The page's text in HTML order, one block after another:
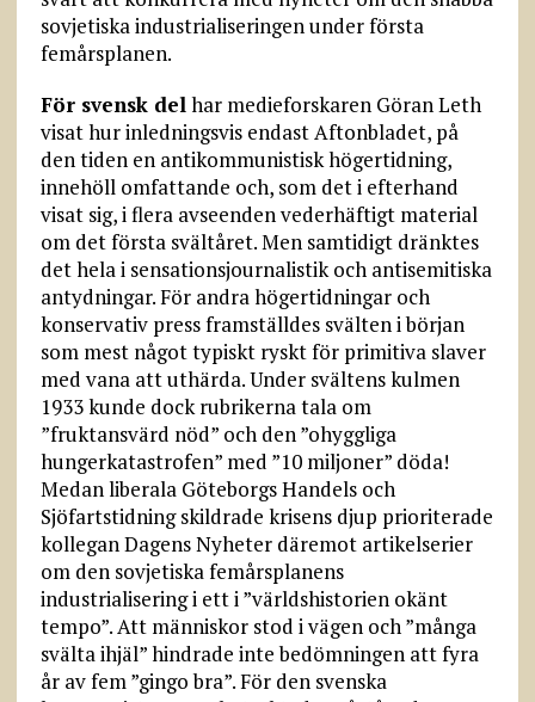
sovjetiska industrialiseringen under första
femårsplanen.
För svensk delhar medieforskaren Göran Leth
visat hur inledningsvis endast Aftonbladet, på
den tiden en antikommunistisk högertidning,
innehöll omfattande och, som det i efterhand
visat sig, i flera avseenden vederhäftigt material
om det första svältåret. Men samtidigt dränktes
det hela i sensationsjournalistik och antisemitiska
antydningar. För andra högertidningar och
konservativ press framställdes svälten i början
som mest något typiskt ryskt för primitiva slaver
med vana att uthärda. Under svältens kulmen
1933 kunde dock rubrikerna tala om
”fruktansvärd nöd” och den ”ohyggliga
hungerkatastrofen” med ”10 miljoner” döda!
Medan liberala Göteborgs Handels och
Sjöfartstidning skildrade krisens djup prioriterade
kollegan Dagens Nyheter däremot artikelserier
om den sovjetiska femårsplanens
industrialisering i ett i ”världshistorien okänt
tempo”. Att människor stod i vägen och ”många
svälta ihjäl” hindrade inte bedömningen att fyra
år av fem ”gingo bra”. För den svenska